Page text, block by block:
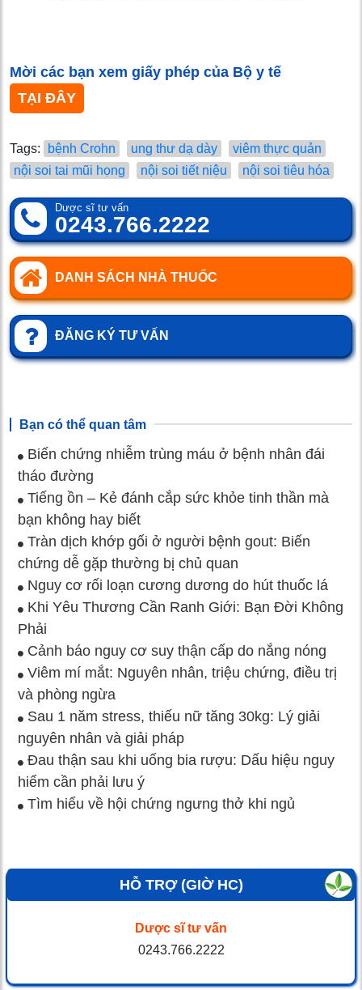
Mời các bạn xem giấy phép của Bộ y tế
TẠI ĐÂY
Tags: bệnh Crohn ung thư dạ dày
viêm thực quản
nội soi tai mũi họng
nội soi tiết niệu nội soi tiêu hóa
Dược sĩ tư vấn
0243.766.2222
DANH SÁCH NHÀ THUỐC
ĐĂNG KÝ TƯ VẤN
Bạn có thể quan tâm
Biến chứng nhiễm trùng máu ở bệnh nhân đái
tháo đường
Tiếng ồn – Kẻ đánh cắp sức khỏe tinh thần mà
bạn không hay biết
Tràn dịch khớp gối ở người bệnh gout: Biến
chứng dễ gặp thường bị chủ quan
Nguy cơ rối loạn cương dương do hút thuốc lá
Khi Yêu Thương Cần Ranh Giới: Bạn Đời Không
Phải
Cảnh báo nguy cơ suy thận cấp do nắng nóng
Viêm mí mắt: Nguyên nhân, triệu chứng, điều trị
và phòng ngừa
Sau 1 năm stress, thiếu nữ tăng 30kg: Lý giải
nguyên nhân và giải pháp
Đau thận sau khi uống bia rượu: Dấu hiệu nguy
hiểm cần phải lưu ý
Tìm hiểu về hội chứng ngưng thở khi ngủ
HỖ TRỢ (GIỜ HC)
Dược sĩ tư vấn
0243.766.2222